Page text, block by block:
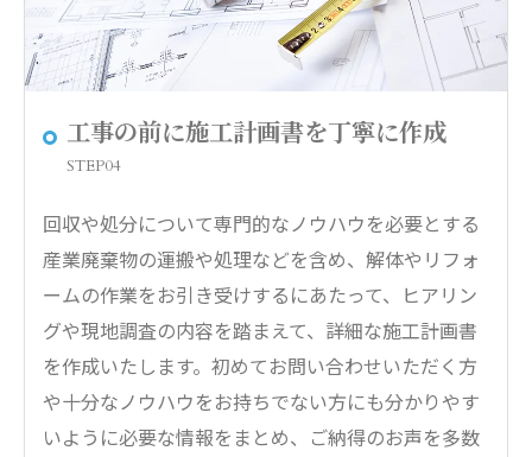
工事の前に施工計画書を丁寧に作成
STEP04
回収や処分について専門的なノウハウを必要とする
産業廃棄物の運搬や処理などを含め、解体やリフォ
ームの作業をお引き受けするにあたって、ヒアリン
グや現地調査の内容を踏まえて、詳細な施工計画書
を作成いたします。初めてお問い合わせいただく方
や十分なノウハウをお持ちでない方にも分かりやす
いように必要な情報をまとめ、ご納得のお声を多数